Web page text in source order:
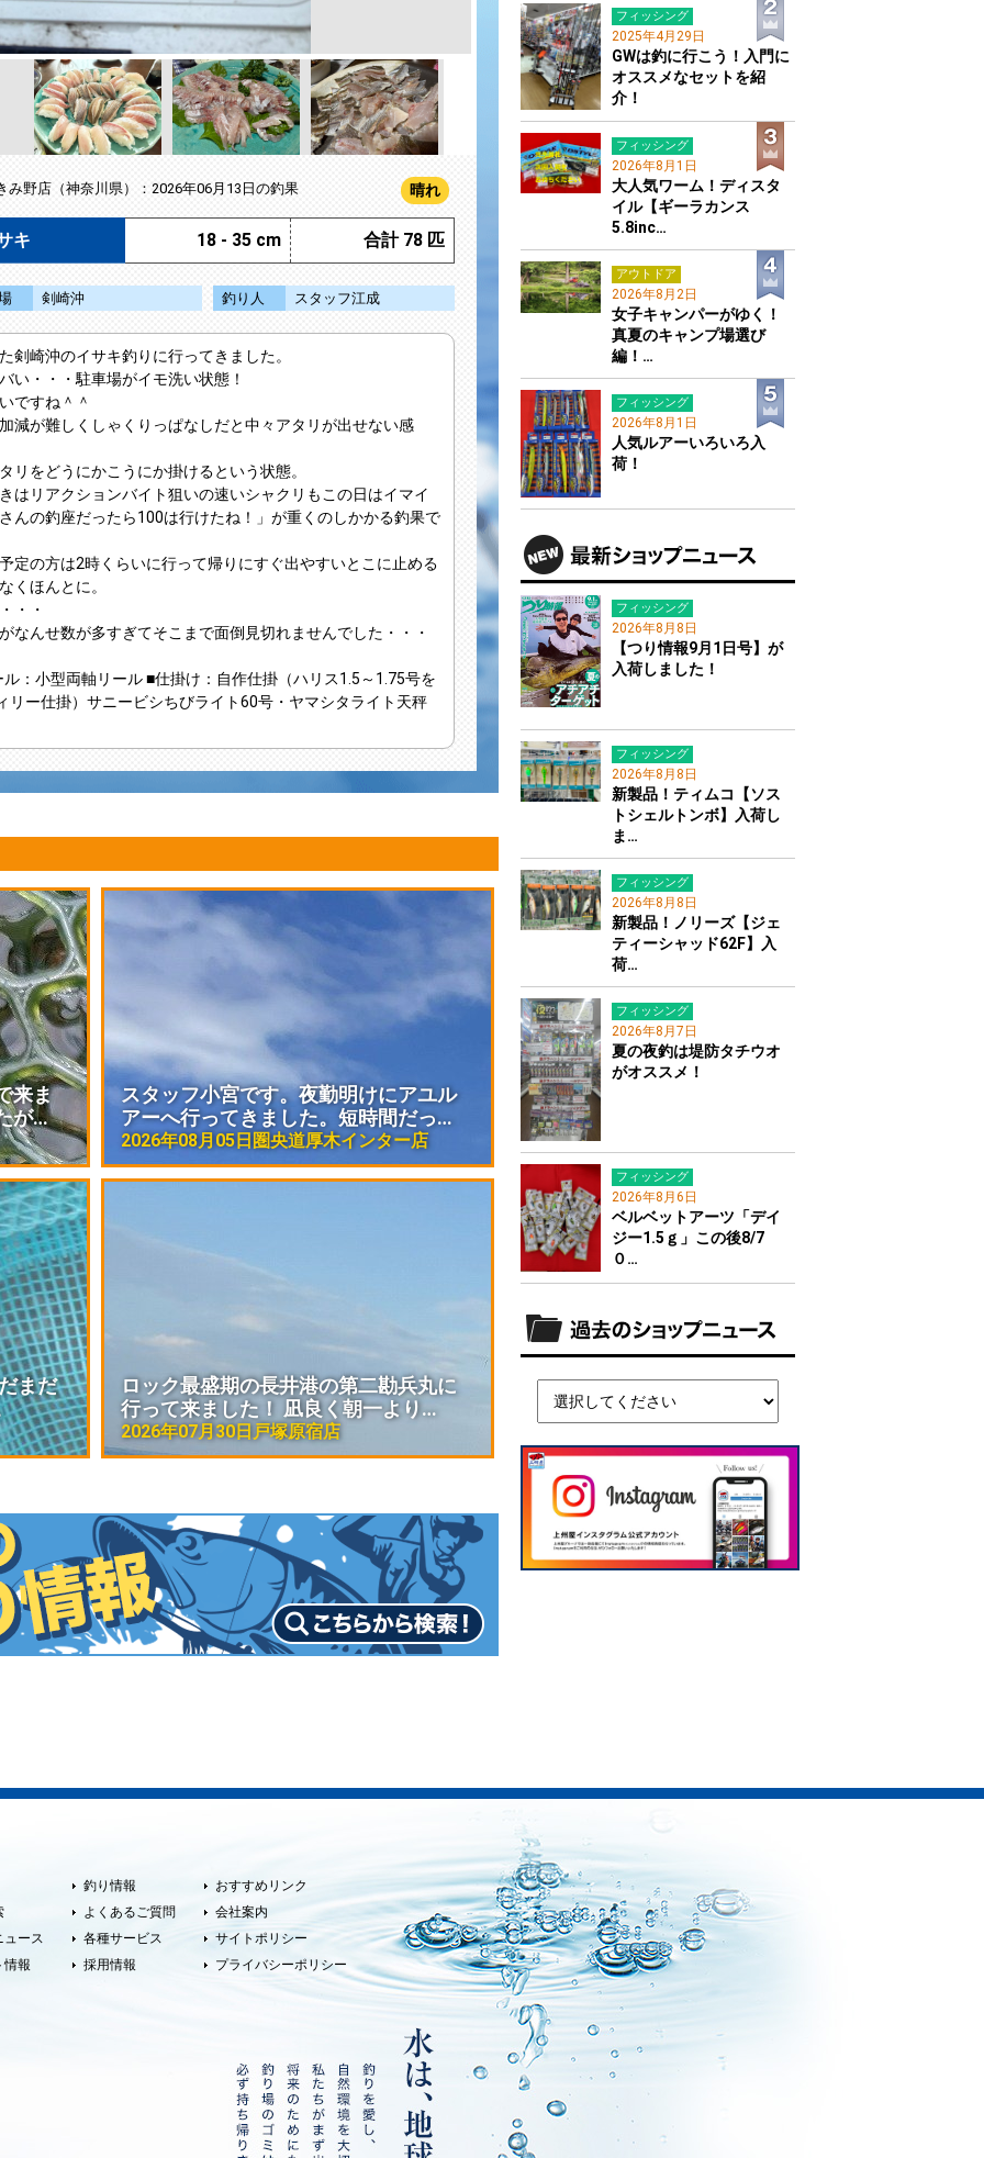
み野店（神奈川県）：2026年06月13日の釣果 晴れ
キ 18 - 35 cm 合計 78 匹
剣崎沖 釣り人 スタッフ江成
剣崎沖のイサキ釣りに行ってきました。
い・・・駐車場がイモ洗い状態！
ですね＾＾
減が難しくしゃくりっぱなしだと中々アタリが出せない感
リをどうにかこうにか掛けるという状態。
はリアクションバイト狙いの速いシャクリもこの日はイマイ
んの釣座だったら100は行けたね！」が重くのしかかる釣果で
定の方は2時くらいに行って帰りにすぐ出やすいとこに止める
くほんとに。
・・
なんせ数が多すぎてそこまで面倒見切れませんでした・・・
ル ：小型両軸リール■仕掛け ：自作仕掛（ハリス1.5～1.75号を
リー仕掛）サニービシちびライト60号・ヤマシタライト天秤
来ま
が…
スタッフ小宮です。夜勤明けにアユル
アーへ行ってきました。短時間だっ…
2026年08月05日 圏央道厚木インター店
まだ
ロック最盛期の長井港の第二勘兵丸に
行って来ました！ 凪良く朝一より…
2026年07月30日 戸塚原宿店
フィッシング
2025年4月29日
GWは釣に行こう！入門に
オススメなセットを紹
介！
フィッシング
2026年8月1日
大人気ワーム！ディスタ
イル【ギーラカンス
5.8inc…
アウトドア
2026年8月2日
女子キャンパーがゆく！
真夏のキャンプ場選び
編！…
フィッシング
2026年8月1日
人気ルアーいろいろ入
荷！
フィッシング
2026年8月8日
【つり情報9月1日号】が
入荷しました！
フィッシング
2026年8月8日
新製品！ティムコ【ソス
トシェルトンボ】入荷し
ま…
フィッシング
2026年8月8日
新製品！ノリーズ【ジェ
ティーシャッド62F】入
荷…
フィッシング
2026年8月7日
夏の夜釣は堤防タチウオ
がオススメ！
フィッシング
2026年8月6日
ベルベットアーツ「デイ
ジー1.5ｇ」この後8/7
０…
ュース
情報
釣り情報
よくあるご質問
各種サービス
採用情報
おすすめリンク
会社案内
サイトポリシー
プライバシーポリシー